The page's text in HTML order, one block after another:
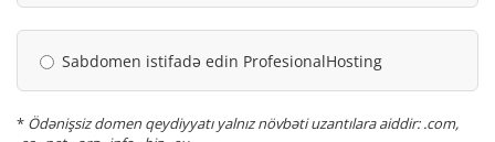
Sabdomen istifadə edin ProfesionalHosting
* Ödənişsiz domen qeydiyyatı yalnız növbəti uzantılara aiddir: .com,